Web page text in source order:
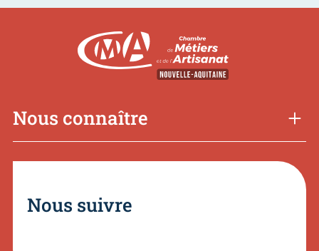
Nous connaître
Nous suivre